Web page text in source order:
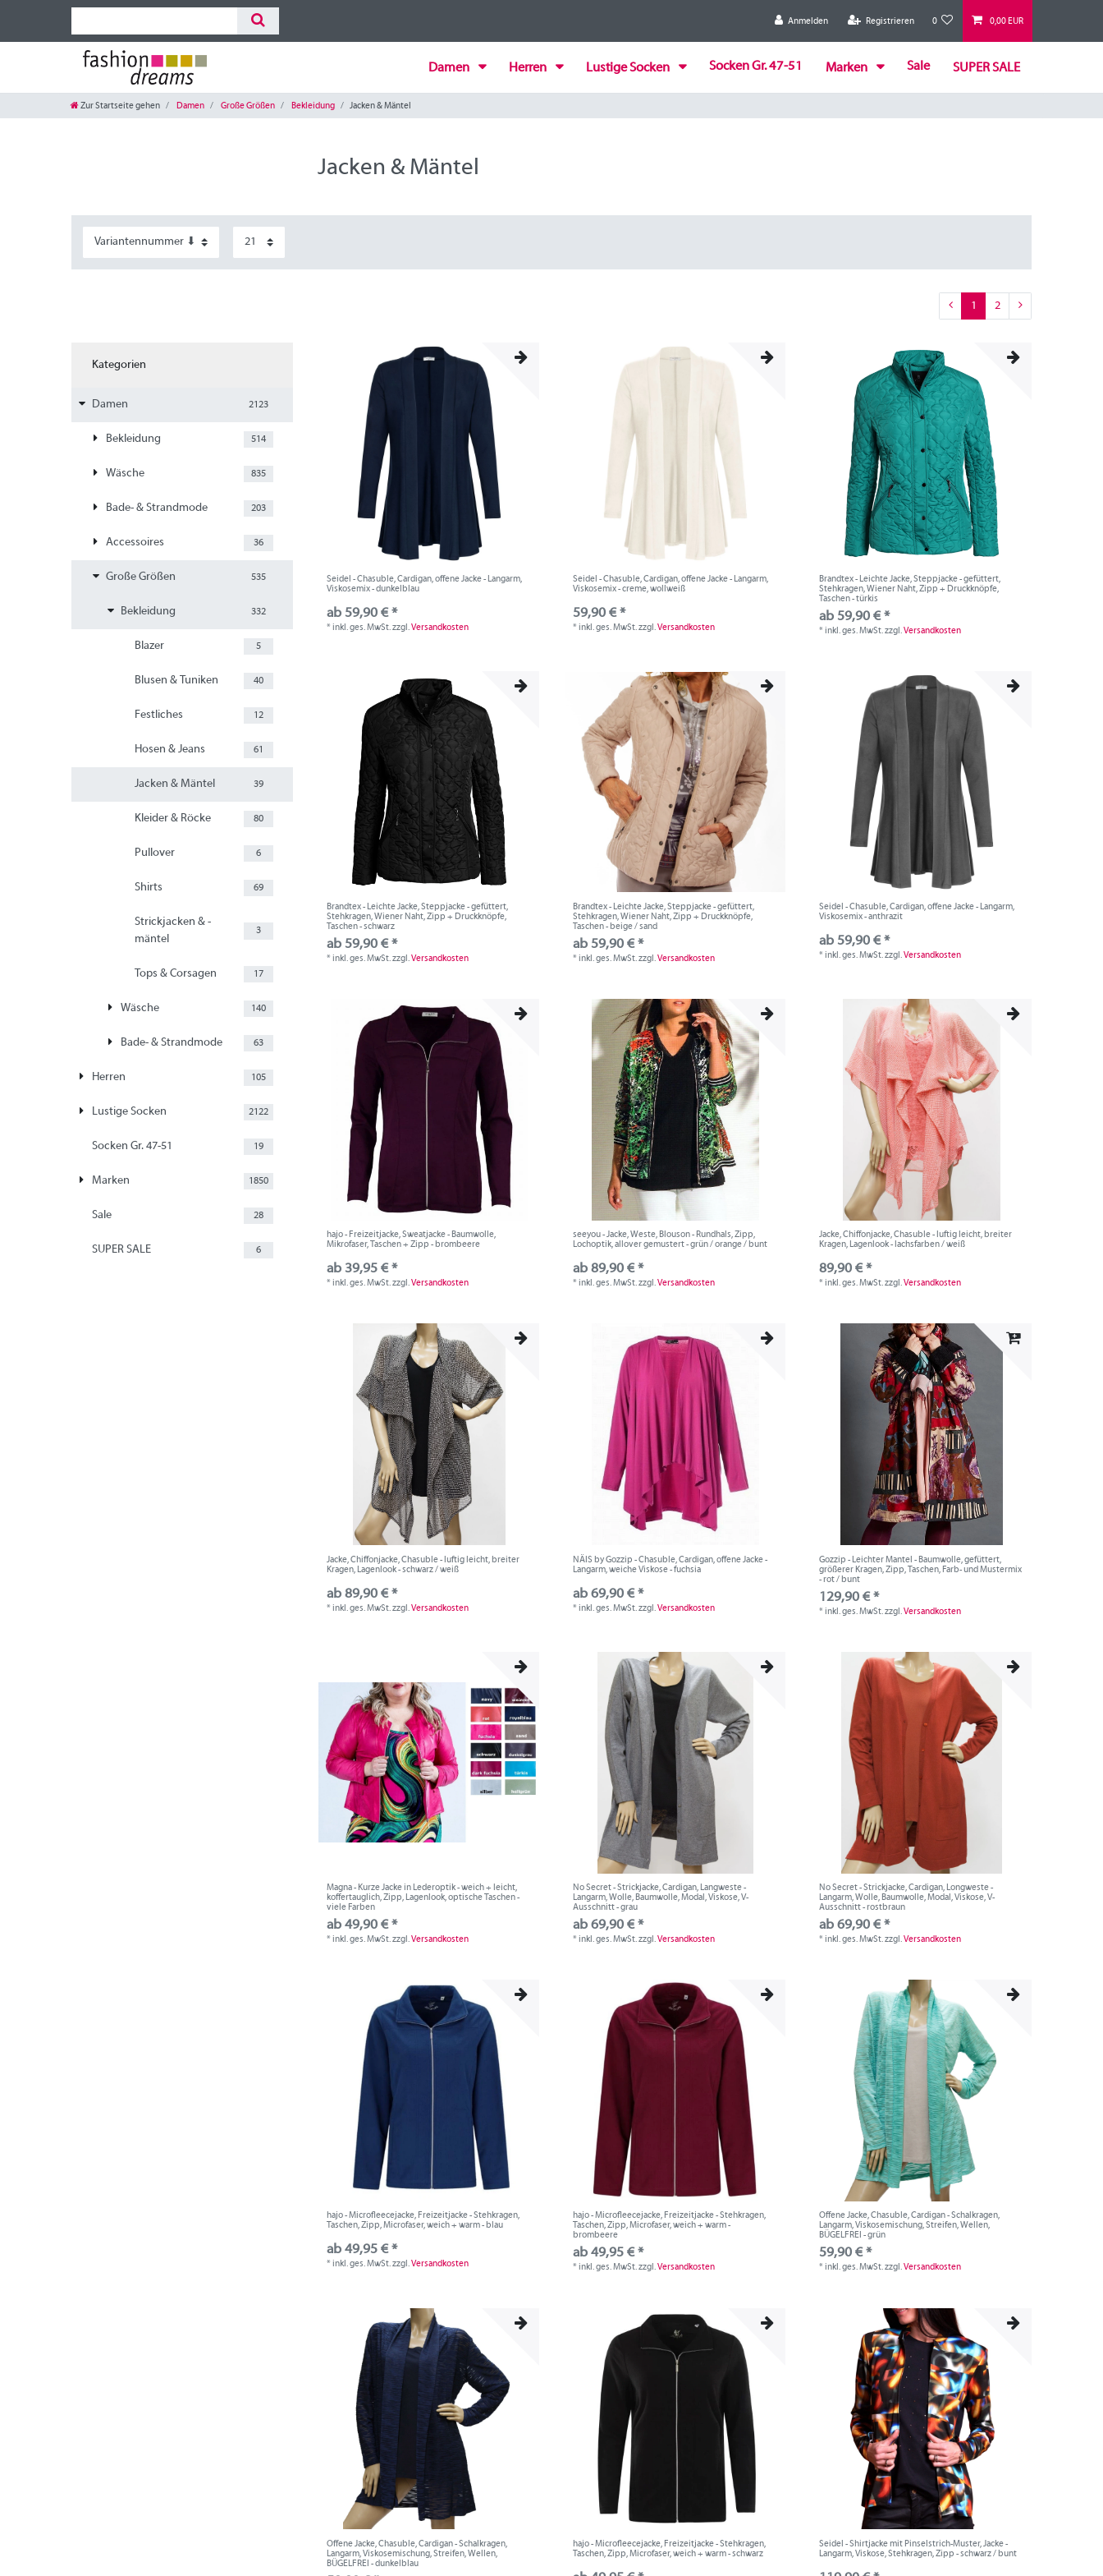
Anmelden Registrieren 0 0,00 EUR
Damen Herren Lustige Socken Socken Gr. 47-51 Marken Sale SUPER SALE
Zur Startseite gehen Damen Große Größen Bekleidung Jacken & Mäntel
Jacken & Mäntel
1 2
Kategorien
Damen 2123
Bekleidung 514
Wäsche 835
Bade- & Strandmode 203
Accessoires 36
Große Größen 535
Bekleidung 332
Blazer 5
Blusen & Tuniken 40
Festliches 12
Hosen & Jeans 61
Jacken & Mäntel 39
Kleider & Röcke 80
Pullover 6
Shirts 69
Strickjacken & -
mäntel
3
Tops & Corsagen 17
Wäsche 140
Bade- & Strandmode 63
Herren 105
Lustige Socken 2122
Socken Gr. 47-51 19
Marken 1850
Sale 28
SUPER SALE 6
Seidel - Chasuble, Cardigan, offene Jacke - Langarm,
Viskosemix - dunkelblau
ab 59,90 € *
*inkl. ges. MwSt.zzgl.Versandkosten
Seidel - Chasuble, Cardigan, offene Jacke - Langarm,
Viskosemix - creme, wollweiß
59,90 € *
*inkl. ges. MwSt.zzgl.Versandkosten
Brandtex - Leichte Jacke, Steppjacke - gefüttert,
Stehkragen, Wiener Naht, Zipp + Druckknöpfe,
Taschen - türkis
ab 59,90 € *
*inkl. ges. MwSt.zzgl.Versandkosten
Brandtex - Leichte Jacke, Steppjacke - gefüttert,
Stehkragen, Wiener Naht, Zipp + Druckknöpfe,
Taschen - schwarz
ab 59,90 € *
*inkl. ges. MwSt.zzgl.Versandkosten
Brandtex - Leichte Jacke, Steppjacke - gefüttert,
Stehkragen, Wiener Naht, Zipp + Druckknöpfe,
Taschen - beige / sand
ab 59,90 € *
*inkl. ges. MwSt.zzgl.Versandkosten
Seidel - Chasuble, Cardigan, offene Jacke - Langarm,
Viskosemix - anthrazit
ab 59,90 € *
*inkl. ges. MwSt.zzgl.Versandkosten
hajo - Freizeitjacke, Sweatjacke - Baumwolle,
Mikrofaser, Taschen + Zipp - brombeere
ab 39,95 € *
*inkl. ges. MwSt.zzgl.Versandkosten
seeyou - Jacke, Weste, Blouson - Rundhals, Zipp,
Lochoptik, allover gemustert - grün / orange / bunt
ab 89,90 € *
*inkl. ges. MwSt.zzgl.Versandkosten
Jacke, Chiffonjacke, Chasuble - luftig leicht, breiter
Kragen, Lagenlook - lachsfarben / weiß
89,90 € *
*inkl. ges. MwSt.zzgl.Versandkosten
Jacke, Chiffonjacke, Chasuble - luftig leicht, breiter
Kragen, Lagenlook - schwarz / weiß
ab 89,90 € *
*inkl. ges. MwSt.zzgl.Versandkosten
NÄIS by Gozzip - Chasuble, Cardigan, offene Jacke -
Langarm, weiche Viskose - fuchsia
ab 69,90 € *
*inkl. ges. MwSt.zzgl.Versandkosten
Gozzip - Leichter Mantel - Baumwolle, gefüttert,
größerer Kragen, Zipp, Taschen, Farb- und Mustermix
- rot / bunt
129,90 € *
*inkl. ges. MwSt.zzgl.Versandkosten
Magna - Kurze Jacke in Lederoptik - weich + leicht,
koffertauglich, Zipp, Lagenlook, optische Taschen -
viele Farben
ab 49,90 € *
*inkl. ges. MwSt.zzgl.Versandkosten
No Secret - Strickjacke, Cardigan, Langweste -
Langarm, Wolle, Baumwolle, Modal, Viskose, V-
Ausschnitt - grau
ab 69,90 € *
*inkl. ges. MwSt.zzgl.Versandkosten
No Secret - Strickjacke, Cardigan, Longweste -
Langarm, Wolle, Baumwolle, Modal, Viskose, V-
Ausschnitt - rostbraun
ab 69,90 € *
*inkl. ges. MwSt.zzgl.Versandkosten
hajo - Microfleecejacke, Freizeitjacke - Stehkragen,
Taschen, Zipp, Microfaser, weich + warm - blau
ab 49,95 € *
*inkl. ges. MwSt.zzgl.Versandkosten
hajo - Microfleecejacke, Freizeitjacke - Stehkragen,
Taschen, Zipp, Microfaser, weich + warm -
brombeere
ab 49,95 € *
*inkl. ges. MwSt.zzgl.Versandkosten
Offene Jacke, Chasuble, Cardigan - Schalkragen,
Langarm, Viskosemischung, Streifen, Wellen,
BÜGELFREI - grün
59,90 € *
*inkl. ges. MwSt.zzgl.Versandkosten
Offene Jacke, Chasuble, Cardigan - Schalkragen,
Langarm, Viskosemischung, Streifen, Wellen,
BÜGELFREI - dunkelblau
hajo - Microfleecejacke, Freizeitjacke - Stehkragen,
Taschen, Zipp, Microfaser, weich + warm - schwarz
Seidel - Shirtjacke mit Pinselstrich-Muster, Jacke -
Langarm, Viskose, Stehkragen, Zipp - schwarz / bunt